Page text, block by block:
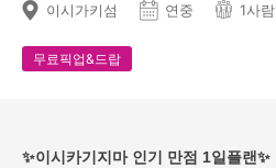
이시가키섬 연중 1사람
무료픽업&드랍
✨이시카기지마 인기 만점 1일플랜✨